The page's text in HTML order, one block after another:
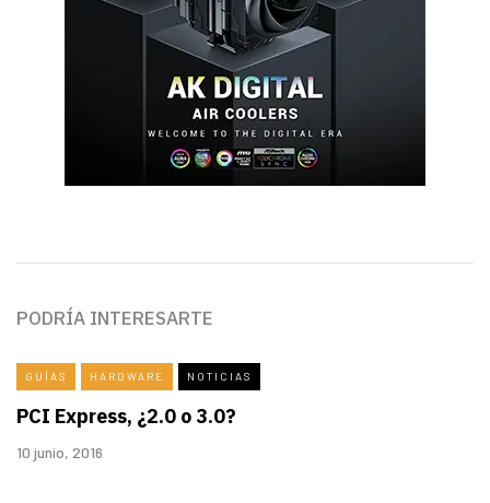
PODRÍA INTERESARTE
GUÍAS HARDWARE NOTICIAS
PCI Express, ¿2.0 o 3.0?
10 junio, 2016